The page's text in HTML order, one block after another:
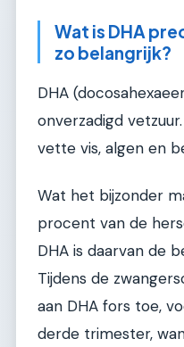
Wat is DHA
zo belangrijk?
DHA
onverzadigd
vette vis, algen en
Wat het bijzonder
procent van de
DHA is daarvan de
Tijdens de
aan DHA fors toe,
derde trimester,